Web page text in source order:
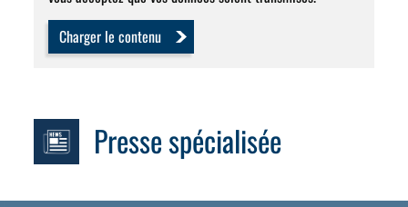
Charger le contenu
Presse spécialisée